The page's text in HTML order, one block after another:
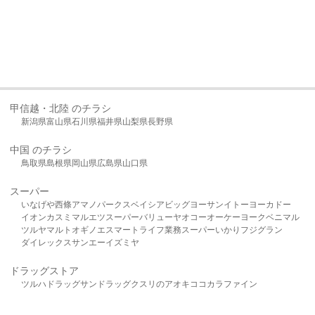
甲信越・北陸 のチラシ
新潟県富山県石川県福井県山梨県長野県
中国 のチラシ
鳥取県島根県岡山県広島県山口県
スーパー
いなげや西條アマノパークスベイシア ビッグヨーサンイトーヨーカドー
イオンカスミ マルエツスーパーバリューヤオコーオーケー ヨークベニマル
ツルヤマルト オギノ エスマート ライフ業務スーパーいかり フジグラン
ダイレックスサンエーイズミヤ
ドラッグストア
ツルハドラッグサンドラッグクスリのアオキ ココカラファイン